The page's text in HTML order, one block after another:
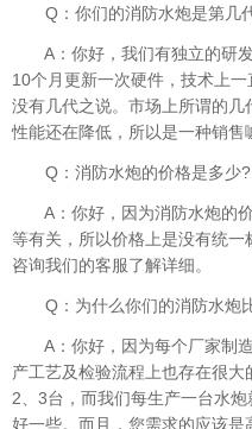
Q：你们的消防水炮是第几
A：你好，我们有独立的研发
10个月更新一次硬件，技术上
没有几代之说。市场上所谓的
性能还在降低，所以是一种销售
Q：消防水炮的价格是多少?
A：你好，因为消防水炮的价
等有关，所以价格上是没有统
咨询我们的客服了解详细。
Q：为什么你们的消防水炮
A：你好，因为每个厂家制造
产工艺及检验流程上也存在很
2、3台，而我们每生产一台水
好一些。而且，您需求的应该